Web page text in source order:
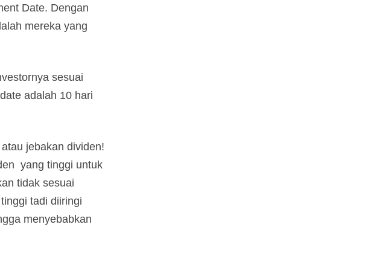
Date. Dengan
mereka yang
sesuai
adalah 10 hari
atau jebakan dividen!
yang tinggi untuk
tidak sesuai
tadi diiringi
menyebabkan